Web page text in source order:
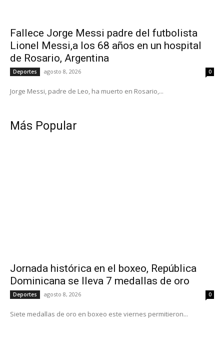
Fallece Jorge Messi padre del futbolista
Lionel Messi,a los 68 años en un hospital
de Rosario, Argentina
Deportes agosto 8, 2026 0
Jorge Messi, padre de Leo, ha muerto en Rosario,...
Más Popular
Jornada histórica en el boxeo, República
Dominicana se lleva 7 medallas de oro
Deportes agosto 8, 2026 0
Siete medallas de oro en boxeo este viernes permitieron...